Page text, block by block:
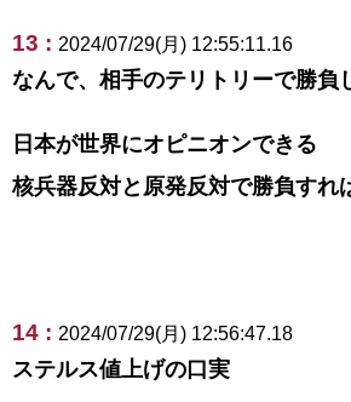
13 : 2024/07/29(月) 12:55:11.16
なんで、相手のテリトリーで勝負
日本が世界にオピニオンできる
核兵器反対と原発反対で勝負すれ
14 : 2024/07/29(月) 12:56:47.18
ステルス値上げの口実